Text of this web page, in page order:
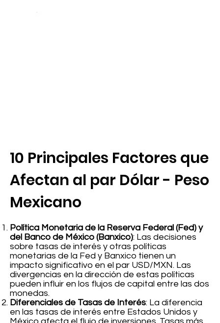
10 Principales Factores que
Afectan al par Dólar - Peso
Mexicano
Política Monetaria de la Reserva Federal (Fed) y
del Banco de México (Banxico): Las decisiones
sobre tasas de interés y otras políticas
monetarias de la Fed y Banxico tienen un
impacto significativo en el par USD/MXN. Las
divergencias en la dirección de estas políticas
pueden influir en los flujos de capital entre las dos
monedas.
Diferenciales de Tasas de Interés: La diferencia
en las tasas de interés entre Estados Unidos y